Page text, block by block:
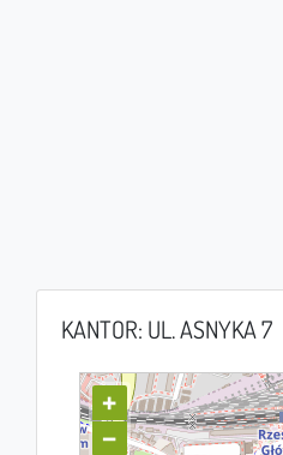
KANTOR: UL. ASNYKA 7
+
−